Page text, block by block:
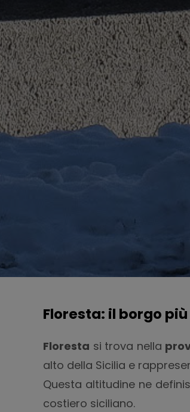
Floresta: il borgo
Floresta si trova nella
alto della Sicilia e
Questa altitudine ne
costiero siciliano.